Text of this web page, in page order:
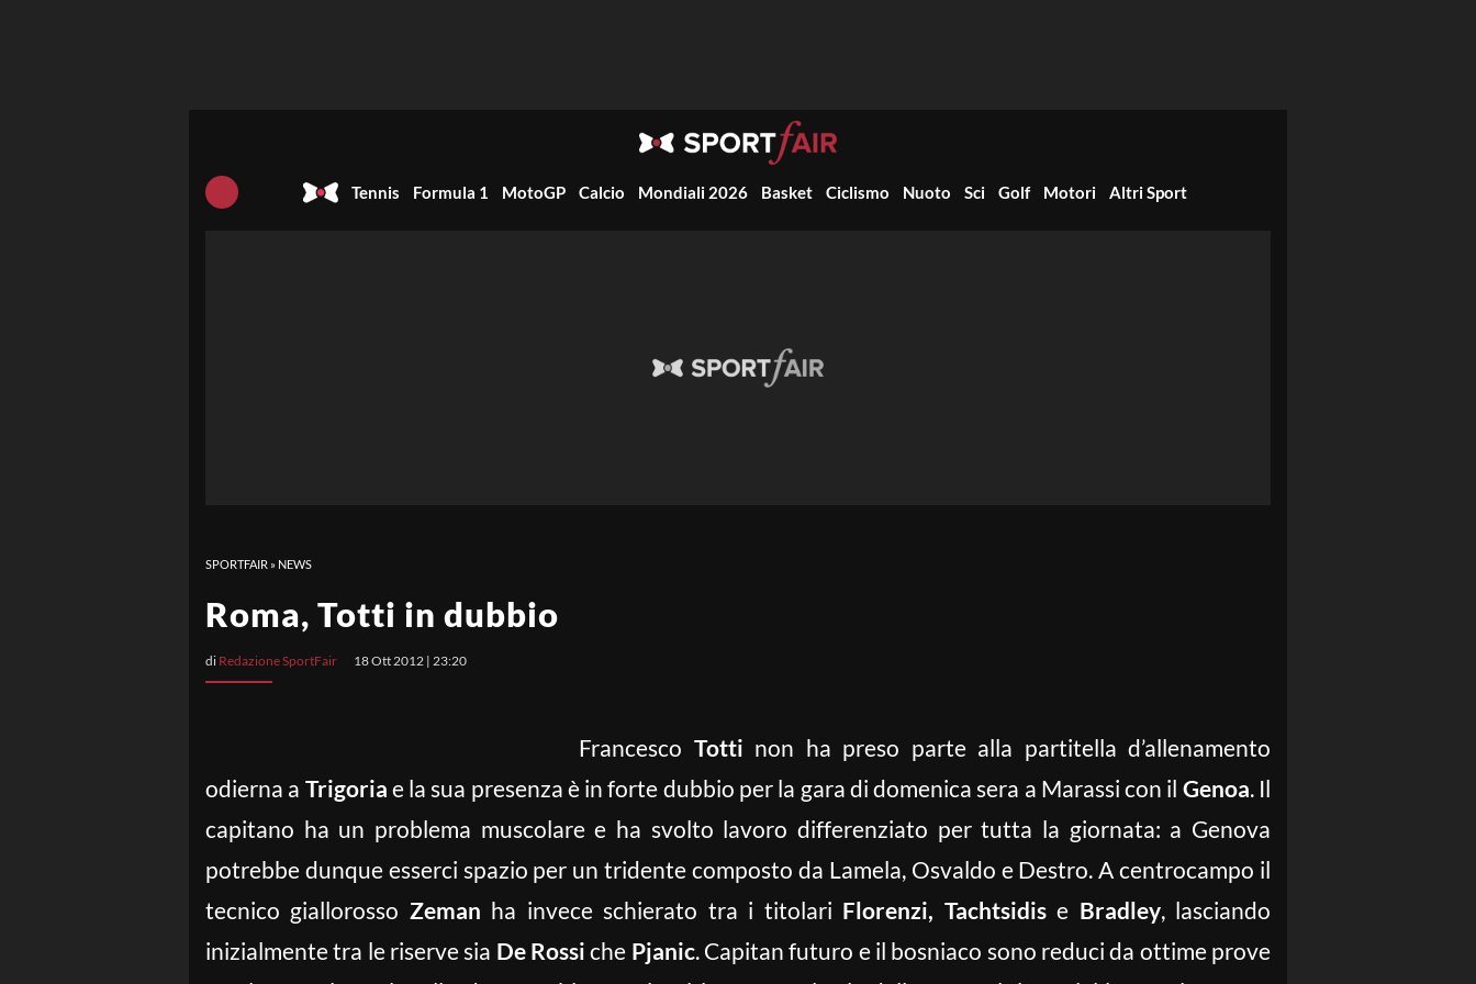
Tennis Formula 1 MotoGP Calcio Mondiali 2026 Basket Ciclismo Nuoto Sci Golf Motori Altri Sport
SPORTFAIR » NEWS
Roma, Totti in dubbio
di Redazione SportFair 18 Ott 2012 | 23:20
Francesco Totti non ha preso parte alla partitella d’allenamento
odierna a Trigoria e la sua presenza è in forte dubbio per la gara di domenica sera a Marassi con il Genoa. Il
capitano ha un problema muscolare e ha svolto lavoro differenziato per tutta la giornata: a Genova
potrebbe dunque esserci spazio per un tridente composto da Lamela, Osvaldo e Destro. A centrocampo il
tecnico giallorosso Zeman ha invece schierato tra i titolari Florenzi, Tachtsidise Bradley, lasciando
inizialmente tra le riserve sia De Rossi che Pjanic. Capitan futuro e il bosniaco sono reduci da ottime prove